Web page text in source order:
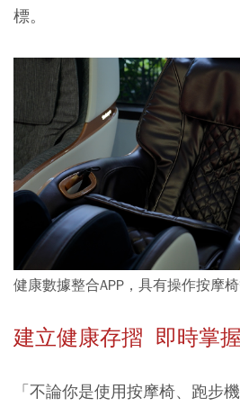
標。
健康數據整合APP，具有操作按摩椅
建立健康存摺 即時掌
「不論你是使用按摩椅、跑步